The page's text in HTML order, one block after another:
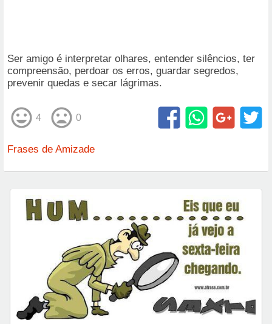
Ser amigo é interpretar olhares, entender silêncios, ter
compreensão, perdoar os erros, guardar segredos,
prevenir quedas e secar lágrimas.
4 0
Frases de Amizade